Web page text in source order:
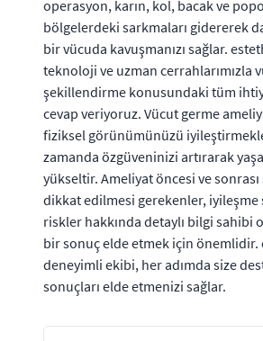
operasyon, karın, kol, bacak ve
bölgelerdeki sarkmaları gidererek
bir vücuda kavuşmanızı sağlar.
teknoloji ve uzman cerrahlarımızla
şekillendirme konusundaki tüm
cevap veriyoruz. Vücut germe
fiziksel görünümünüzü
zamanda özgüveninizi artırarak
yükseltir. Ameliyat öncesi ve
dikkat edilmesi gerekenler, iyileşme
riskler hakkında detaylı bilgi sahibi
bir sonuç elde etmek için önemlidir.
deneyimli ekibi, her adımda size
sonuçları elde etmenizi sağlar.